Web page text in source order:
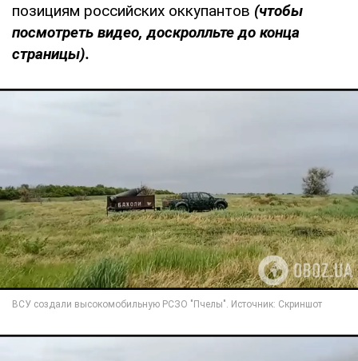
позициям российских оккупантов (чтобы
посмотреть видео, доскролльте до конца
страницы).